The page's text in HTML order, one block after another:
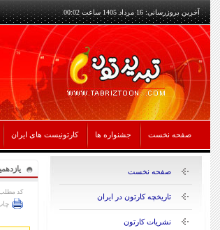
آخرین بروزرسانی: 16 مرداد 1405 ساعت 00:02
صفحه نخست جشنواره ها کارتونیست های ایران
صفحه نخست
تاریخچه کارتون در ایران
نشریات کارتون
کد مطلب: